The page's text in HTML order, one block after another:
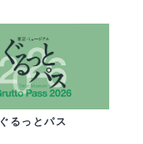
ぐるっとパス